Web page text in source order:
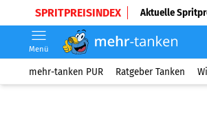
SPRITPREISINDEX Aktuelle
Menü
mehr-tanken PUR Ratgeber Tanken